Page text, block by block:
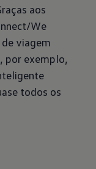
aos
We
viagem
por exemplo,
todos os